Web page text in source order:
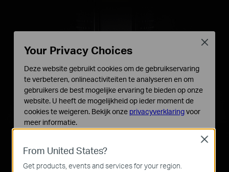
16
channels
Upstream
680Mbps
From United States?
Get products, events and services for your region.
Close
Your Privacy Choices
Deze website gebruikt cookies om de gebruikservaring
te verbeteren, onlineactiviteiten te analyseren en om
gebruikers de best mogelijke ervaring te bieden op onze
website. U heeft de mogelijkheid op ieder moment de
cookies te weigeren. Bekijk onze privacyverklaringvoor
meer informatie.
Deze cookies zijn noodzakelijk voor de werking van de
website en kunnen niet worden uitgeschakeld.
Close